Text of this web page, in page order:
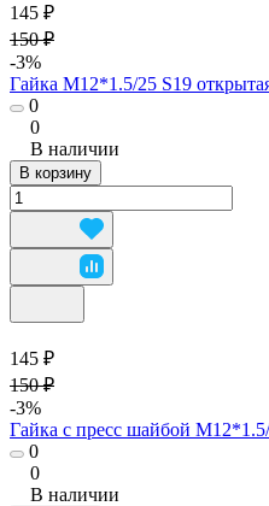
145 ₽
150 ₽
-3%
Гайка М12*1.5/25 S19
0
0
В наличии
В корзину
145 ₽
150 ₽
-3%
Гайка с пресс шайбой
0
0
В наличии